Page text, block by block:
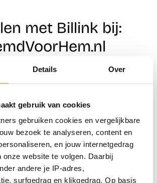
Details Over
gebruik van cookies
gebruiken cookies en vergelijkbare
bezoek te analyseren, content en
en jouw internetgedrag
onze website te volgen. Daarbij
andere je IP-adres,
surfgedrag en klikgedrag. Op basis
met Billink bij:
Naar winkels